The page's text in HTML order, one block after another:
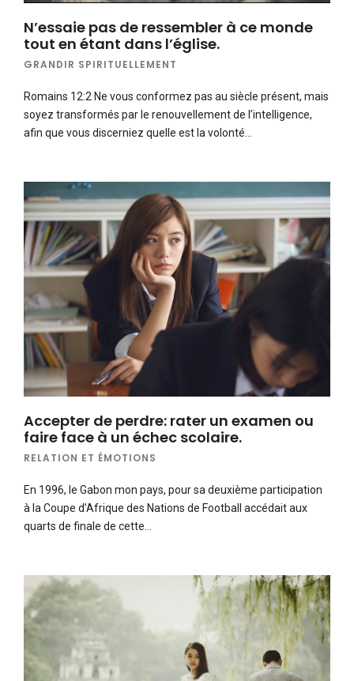
N’essaie pas de ressembler à ce monde
tout en étant dans l’église.
GRANDIR SPIRITUELLEMENT
Romains 12:2 Ne vous conformez pas au siècle présent, mais
soyez transformés par le renouvellement de l’intelligence,
afin que vous discerniez quelle est la volonté…
Accepter de perdre: rater un examen ou
faire face à un échec scolaire.
RELATION ET ÉMOTIONS
En 1996, le Gabon mon pays, pour sa deuxième participation
à la Coupe d’Afrique des Nations de Football accédait aux
quarts de finale de cette…